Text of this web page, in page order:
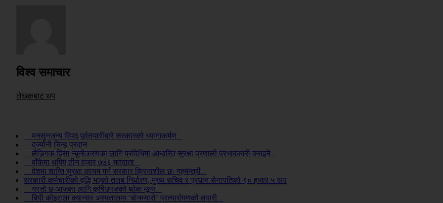
विश्व समाचार
लेखकबाट थप
मनसुनजन्य विपद् पूर्वतयारीबारे सरकारको ध्यानाकर्षण
दर्ज्यानी चिन्ह प्रदान
लैङ्गिक हिंसा न्यूनीकरणका लागि प्रविधिमा आधारित सुरक्षा प्रणाली प्रभावकारी बनाइने
बाँकेमा थपिए तीन हजार ७७६ मतदाता
देशमा शान्ति सुरक्षा कायम गर्न सरकार क्रियाशील छः गृहमन्त्री
सरकारी कर्मचारीको वृद्धि भएको तलब निर्धारण, मुख्य सचिव र प्रधान सेनापतिको ९० हजार ५ सय
यस्तो छ आजका लागि कृषिउपजको थोक मूल्य
बिपी कोइराला क्यान्सर अस्पतालमा ‘बोनम्यारो’ प्रत्यारोपणको तयारी